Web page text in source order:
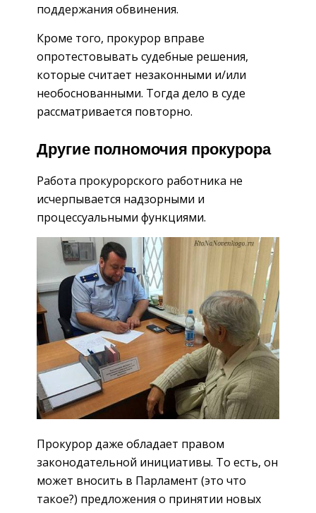
поддержания обвинения.
Кроме того, прокурор вправе
опротестовывать судебные решения,
которые считает незаконными и/или
необоснованными. Тогда дело в суде
рассматривается повторно.
Другие полномочия прокурора
Работа прокурорского работника не
исчерпывается надзорными и
процессуальными функциями.
Прокурор даже обладает правом
законодательной инициативы. То есть, он
может вносить в Парламент (это что
такое?) предложения о принятии новых